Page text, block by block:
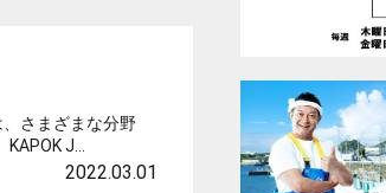
さまざまな分野
J...
2022.03.01